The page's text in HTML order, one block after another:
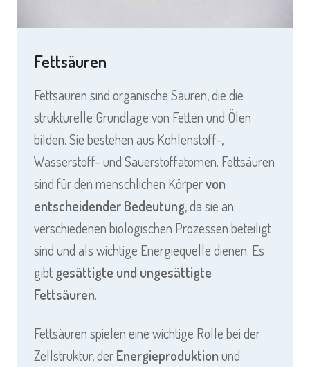
Fettsäuren
Fettsäuren sind organische Säuren, die die
strukturelle Grundlage von Fetten und Ölen
bilden. Sie bestehen aus Kohlenstoff-,
Wasserstoff- und Sauerstoffatomen. Fettsäuren
sind für den menschlichen Körpervon
entscheidender Bedeutung, da sie an
verschiedenen biologischen Prozessen beteiligt
sind und als wichtige Energiequelle dienen. Es
gibt gesättigte und ungesättigte
Fettsäuren.
Fettsäuren spielen eine wichtige Rolle bei der
Zellstruktur, derEnergieproduktionund